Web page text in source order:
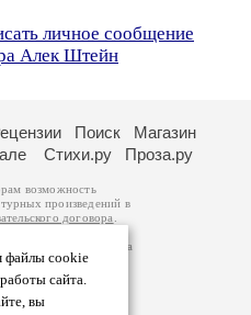
личное сообщение
Алек Штейн
файлы cookie
сайта.
вы
Поиск
Магазин
Стихи.ру Проза.ру
возможность
произведений в
договора
принадлежат авторам
произведений возможна
вы можете
Ответственность за
на